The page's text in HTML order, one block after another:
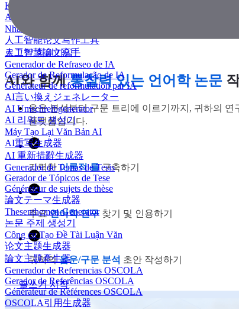
KI Essay-Schreiber
AI 에세이 작성기
Nhà văn luận văn AI
人工智能论文写作工具
人工智慧論文寫手
Generador de Refraseo de IA
Gerador de Reformulação de IA
Générateur de reformulation par IA
AI言い換えジェネレーター
AI Umschreibgenerator
AI 리워드 생성기
Máy Tạo Lại Văn Bản AI
AI重写生成器
AI 重新措辭生成器
Generador de Temas de Tesis
Gerador de Tópicos de Tese
Générateur de sujets de thèse
論文テーマ生成器
Thesenthemen-Generator
논문 주제 생성기
Công cụ Tạo Đề Tài Luận Văn
论文主题生成器
論文主題產生器
Generador de Referencias OSCOLA
Gerador de Referências OSCOLA
Générateur de Références OSCOLA
OSCOLA引用生成器
로그인회원가입
AI와 함께통찰력 있는 언어학 논문
음운 분석부터 구문 트리에 이르기까지, 귀하의
플랫폼입니다.
강력한이론적 틀구축하기
주요언어학 연구찾기 및 인용하기
귀하의음운/구문 분석 초안 작성하기
글쓰기 시작